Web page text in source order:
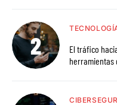
El tráfico
herramientas